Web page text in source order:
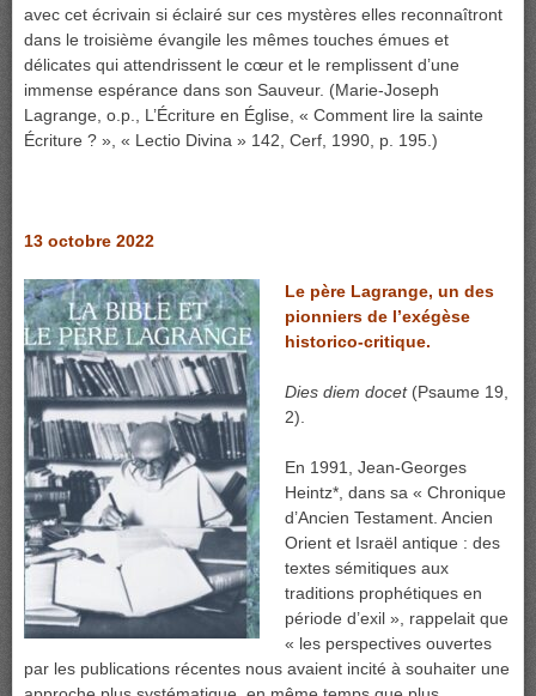
avec cet écrivain si éclairé sur ces mystères elles reconnaîtront
dans le troisième évangile les mêmes touches émues et
délicates qui attendrissent le cœur et le remplissent d’une
immense espérance dans son Sauveur. (Marie-Joseph
Lagrange, o.p., L’Écriture en Église, « Comment lire la sainte
Écriture ? », « Lectio Divina » 142, Cerf, 1990, p. 195.)
13 octobre 2022
Le père Lagrange, un des
pionniers de l’exégèse
historico-critique.
Dies diem docet(Psaume 19,
2).
En 1991, Jean-Georges
Heintz*, dans sa « Chronique
d’Ancien Testament. Ancien
Orient et Israël antique : des
textes sémitiques aux
traditions prophétiques en
période d’exil », rappelait que
« les perspectives ouvertes
par les publications récentes nous avaient incité à souhaiter une